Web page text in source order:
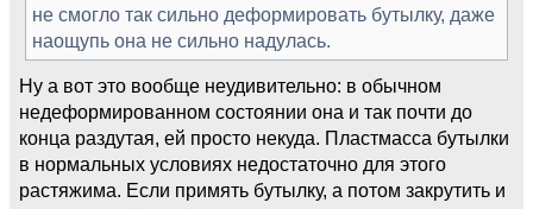
не смогло так сильно деформировать бутылку, даже
наощупь она не сильно надулась.
Ну а вот это вообще неудивительно: в обычном
недеформированном состоянии она и так почти до
конца раздутая, ей просто некуда. Пластмасса бутылки
в нормальных условиях недостаточно для этого
растяжима. Если примять бутылку, а потом закрутить и